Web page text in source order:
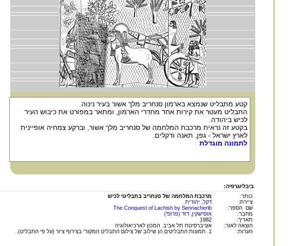
קטע מתבליט שנמצא בארמון סנחריב מלך אשור בעיר נינוה.
התבליט מעטר את קירות אחד מחדרי הארמון, ומתאר במפורט את כיבוש העיר
לכיש ביהודה.
בקטע זה נראית מרכבת המלחמה של סנחריב מלך אשור, וברקע צמחיה אופיינית
לארץ ישראל - גפן, תאנה ודקלים.
לתמונה מוגדלת
ביבליוגרפיה:
כותר:
מרכבת המלחמה של סנחריב בתבליטי לכיש
ציירת:
דקל, יהודית
שם הספר:
The Conquest of Lachish by Sennacherib
מחבר:
אוסישקין, דוד (פרופ')
תאריך:
1982
הוצאה לאור:
אוניברסיטת תל אביב. המכון לארכיאולוגיה
הערות:
1. תמונות התבליטים הן שילוב של צילום התבליט המקורי בצירוף ציור (על פי התבליט).